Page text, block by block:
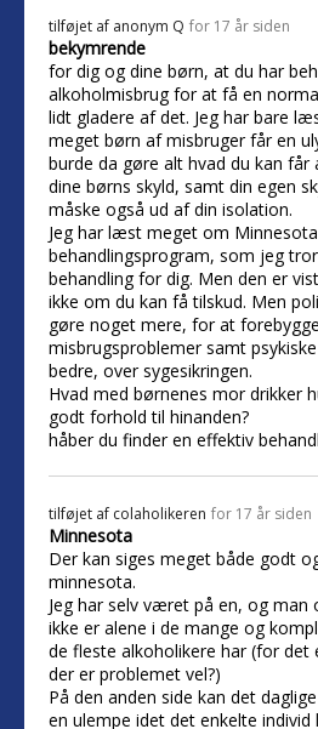
tilføjet af anonym Q for 17 år siden
bekymrende
for dig og dine børn, at du har
alkoholmisbrug for at få en
lidt gladere af det. Jeg har bare
meget børn af misbruger får en
burde da gøre alt hvad du kan
dine børns skyld, samt din egen
måske også ud af din isolation.
Jeg har læst meget om
behandlingsprogram, som jeg
behandling for dig. Men den er
ikke om du kan få tilskud. Men
gøre noget mere, for at
misbrugsproblemer samt
bedre, over sygesikringen.
Hvad med børnenes mor drikker
godt forhold til hinanden?
håber du finder en effektiv
tilføjet af colaholikeren for 17 år siden
Minnesota
Der kan siges meget både godt
minnesota.
Jeg har selv været på en, og man
ikke er alene i de mange og
de fleste alkoholikere har (for det
der er problemet vel?)
På den anden side kan det
en ulempe idet det enkelte individ